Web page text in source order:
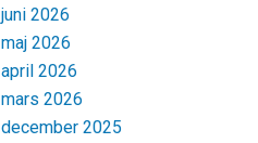
juni 2026
maj 2026
april 2026
mars 2026
december 2025